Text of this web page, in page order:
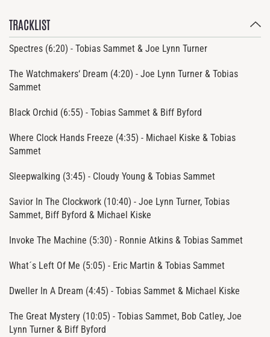
TRACKLIST
Spectres (6:20) - Tobias Sammet & Joe Lynn Turner
The Watchmakers‘ Dream (4:20) - Joe Lynn Turner & Tobias
Sammet
Black Orchid (6:55) - Tobias Sammet & Biff Byford
Where Clock Hands Freeze (4:35) - Michael Kiske & Tobias
Sammet
Sleepwalking (3:45) - Cloudy Young & Tobias Sammet
Savior In The Clockwork (10:40) - Joe Lynn Turner, Tobias
Sammet, Biff Byford & Michael Kiske
Invoke The Machine (5:30) - Ronnie Atkins & Tobias Sammet
What´s Left Of Me (5:05) - Eric Martin & Tobias Sammet
Dweller In A Dream (4:45) - Tobias Sammet & Michael Kiske
The Great Mystery (10:05) - Tobias Sammet, Bob Catley, Joe
Lynn Turner & Biff Byford